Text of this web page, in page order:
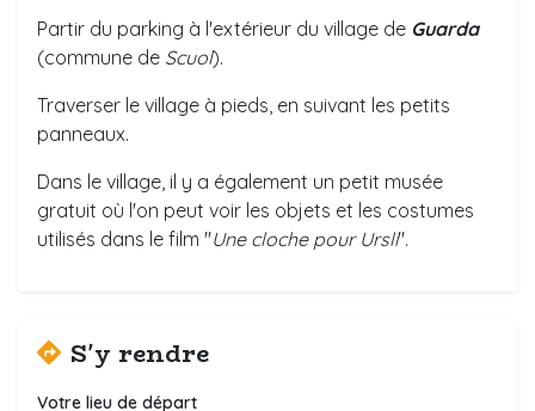
Partir du parking à l'extérieur du village de Guarda
(commune de Scuol).
Traverser le village à pieds, en suivant les petits
panneaux.
Dans le village, il y a également un petit musée
gratuit où l'on peut voir les objets et les costumes
utilisés dans le film "Une cloche pour Ursli".
S'y rendre
Votre lieu de départ